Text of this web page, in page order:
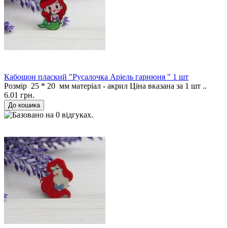
Кабошон плаский "Русалочка Аріель гарнюня " 1 шт
Розмір 25 * 20 мм матеріал - акрил Ціна вказана за 1 шт ..
6.01 грн.